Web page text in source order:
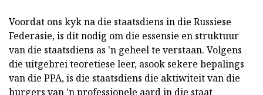
Voordat ons kyk na die staatsdiens in die Russiese
Federasie, is dit nodig om die essensie en struktuur
van die staatsdiens as 'n geheel te verstaan. Volgens
die uitgebrei teoretiese leer, asook sekere bepalings
van die PPA, is die staatsdiens die aktiwiteit van die
burgers van 'n professionele aard in die staat